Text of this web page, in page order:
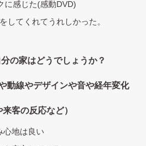
に感じた(感動DVD)
してくれてうれしかった。
の家はどうでしょうか？
動線やデザインや音や経年変化
客の反応など）
心地は良い